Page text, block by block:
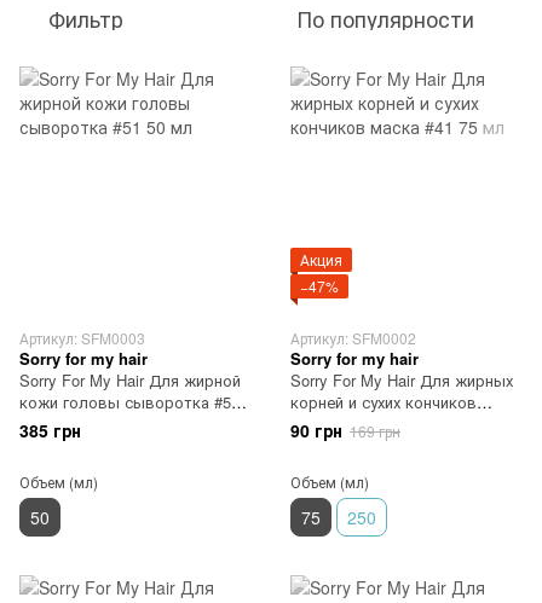
Фильтр По популярности
Артикул: SFM0003
Sorry for my hair
Sorry For My Hair Для жирной
кожи головы сыворотка #51
50 мл
385 грн
Объем (мл)
50
Акция
−47%
Артикул: SFM0002
Sorry for my hair
Sorry For My Hair Для жирных
корней и сухих кончиков
маска #41 75 мл
90 грн 169 грн
Объем (мл)
75 250